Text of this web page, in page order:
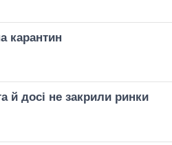
карантин
й досі не закрили ринки